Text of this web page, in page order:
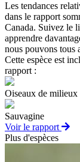
Les tendances
dans le rapport
Canada. Suivez le
apprendre
nous pouvons tous
Cette espèce est
rapport :
Oiseaux de milieux
Sauvagine
Voir le rapport
Plus d'espèces